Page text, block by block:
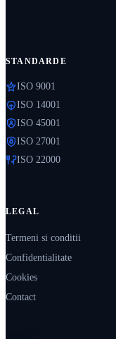
STANDARDE
ISO 9001
ISO 14001
ISO 45001
ISO 27001
ISO 22000
LEGAL
Termeni si conditii
Confidentialitate
Cookies
Contact